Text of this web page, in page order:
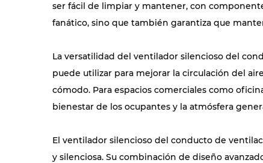
ser fácil de limpiar y mantener, con
fanático, sino que también garantiza que
La versatilidad del ventilador silencioso del
puede utilizar para mejorar la circulación del
cómodo. Para espacios comerciales como
bienestar de los ocupantes y la atmósfera
El ventilador silencioso del conducto de
y silenciosa. Su combinación de diseño